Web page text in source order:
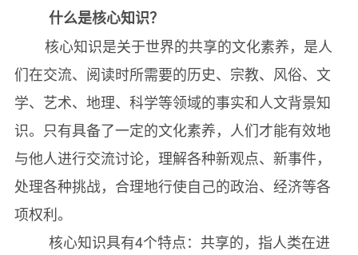
法国大革命
The Fall of the Bastille
巴士底狱的陷落
The Napoleonic Wars
拿破仑战争
The Industrial Revolution
工业革命
Growth of Industrial Cities
工业城市的扩张
什么是核心知识？
核心知识是关于世界的共享的文化素养，是人
们在交流、阅读时所需要的历史、宗教、风俗、文
学、艺术、地理、科学等领域的事实和人文背景知
识。只有具备了一定的文化素养，人们才能有效地
与他人进行交流讨论，理解各种新观点、新事件，
处理各种挑战，合理地行使自己的政治、经济等各
项权利。
核心知识具有4个特点：共享的，指人类在进